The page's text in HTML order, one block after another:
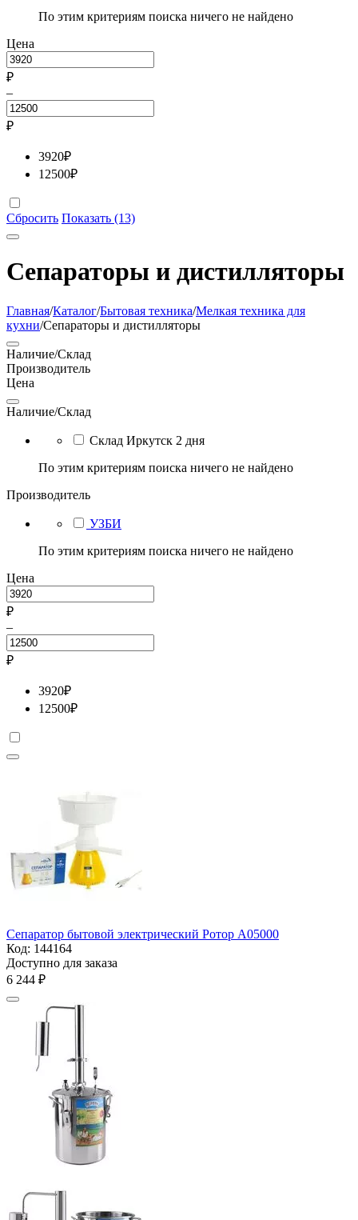
По этим критериям поиска ничего не найдено
Цена
₽
–
₽
3920₽
12500₽
Сбросить Показать (13)
Сепараторы и дистилляторы
Главная/Каталог/Бытовая техника/Мелкая техника для
кухни/Сепараторы и дистилляторы
Наличие/Склад
Производитель
Цена
Наличие/Склад
Склад Иркутск 2 дня
По этим критериям поиска ничего не найдено
Производитель
УЗБИ
По этим критериям поиска ничего не найдено
Цена
₽
–
₽
3920₽
12500₽
Сепаратор бытовой электрический Ротор А05000
Код: 144164
Доступно для заказа
6 244 ₽